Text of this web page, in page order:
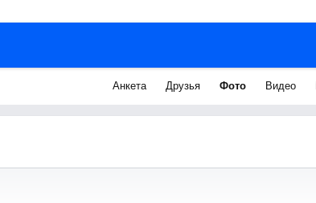
Анкета Друзья Фото Видео